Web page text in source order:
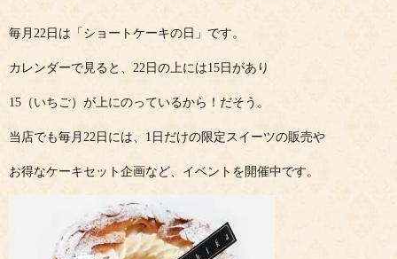
毎月22日は「ショートケーキの日」です。
カレンダーで見ると、22日の上には15日があり
15（いちご）が上にのっているから！だそう。
当店でも毎月22日には、1日だけの限定スイーツの販売や
お得なケーキセット企画など、イベントを開催中です。